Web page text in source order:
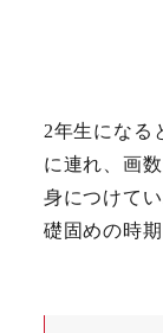
2年生になる
に連れ、画
身につけて
礎固めの時期